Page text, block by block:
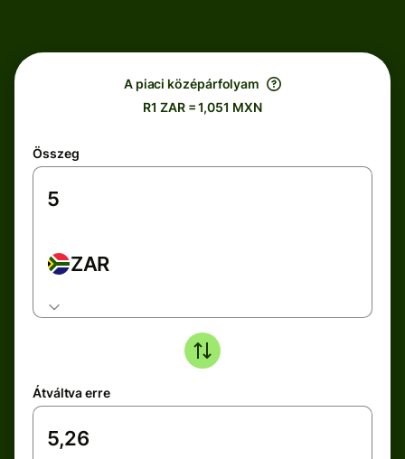
A piaci középárfolyam
R1 ZAR = 1,051 MXN
Összeg
ZAR
Átváltva erre